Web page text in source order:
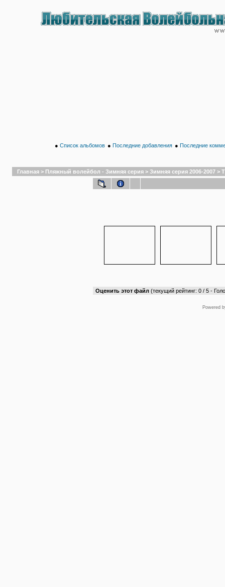
● Список альбомов ● Последние добавления ● Последние
Главная > Пляжный волейбол - Зимняя серия > Зимняя серия 2006-2007 >
Оценить этот файл (текущий рейтинг: 0 / 5 -
Powered